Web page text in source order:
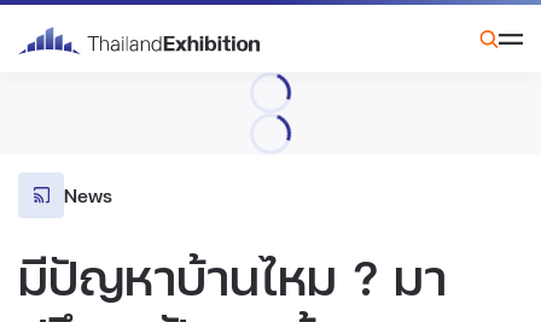
News
มีปัญหาบ้านไหม ? มา